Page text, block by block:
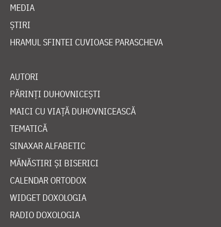
MEDIA
ȘTIRI
HRAMUL SFINTEI CUVIOASE PARASCHEVA
AUTORI
PĂRINȚI DUHOVNICEȘTI
MAICI CU VIAȚĂ DUHOVNICEASCĂ
TEMATICĂ
SINAXAR ALFABETIC
MĂNĂSTIRI ȘI BISERICI
CALENDAR ORTODOX
WIDGET DOXOLOGIA
RADIO DOXOLOGIA